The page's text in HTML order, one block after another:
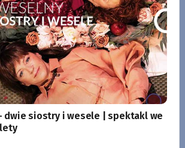
dwie siostry i wesele | spektakl we